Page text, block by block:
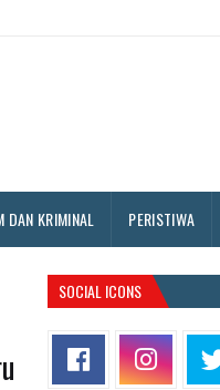
DAN KRIMINAL PERISTIWA
SOCIAL ICONS